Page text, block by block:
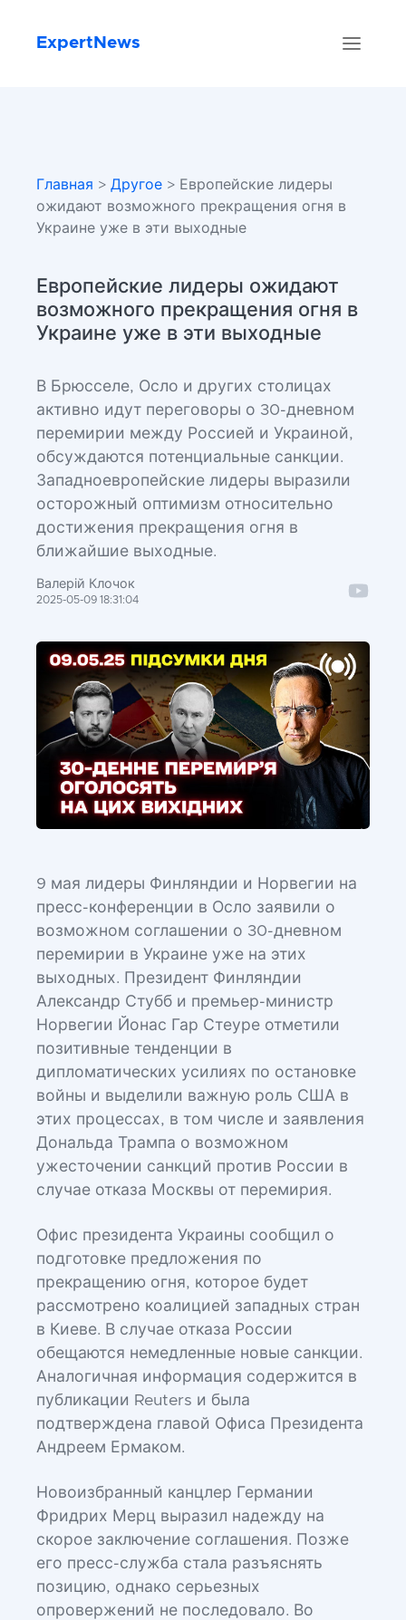
ExpertNews
Главная > Другое > Европейские лидеры
ожидают возможного прекращения огня в
Украине уже в эти выходные
Европейские лидеры ожидают
возможного прекращения огня в
Украине уже в эти выходные
В Брюсселе, Осло и других столицах
активно идут переговоры о 30-дневном
перемирии между Россией и Украиной,
обсуждаются потенциальные санкции.
Западноевропейские лидеры выразили
осторожный оптимизм относительно
достижения прекращения огня в
ближайшие выходные.
Валерій Клочок
2025-05-09 18:31:04
9 мая лидеры Финляндии и Норвегии на
пресс-конференции в Осло заявили о
возможном соглашении о 30-дневном
перемирии в Украине уже на этих
выходных. Президент Финляндии
Александр Стубб и премьер-министр
Норвегии Йонас Гар Стеуре отметили
позитивные тенденции в
дипломатических усилиях по остановке
войны и выделили важную роль США в
этих процессах, в том числе и заявления
Дональда Трампа о возможном
ужесточении санкций против России в
случае отказа Москвы от перемирия.
Офис президента Украины сообщил о
подготовке предложения по
прекращению огня, которое будет
рассмотрено коалицией западных стран
в Киеве. В случае отказа России
обещаются немедленные новые санкции.
Аналогичная информация содержится в
публикации Reuters и была
подтверждена главой Офиса Президента
Андреем Ермаком.
Новоизбранный канцлер Германии
Фридрих Мерц выразил надежду на
скорое заключение соглашения. Позже
его пресс-служба стала разъяснять
позицию, однако серьезных
опровержений не последовало. Во